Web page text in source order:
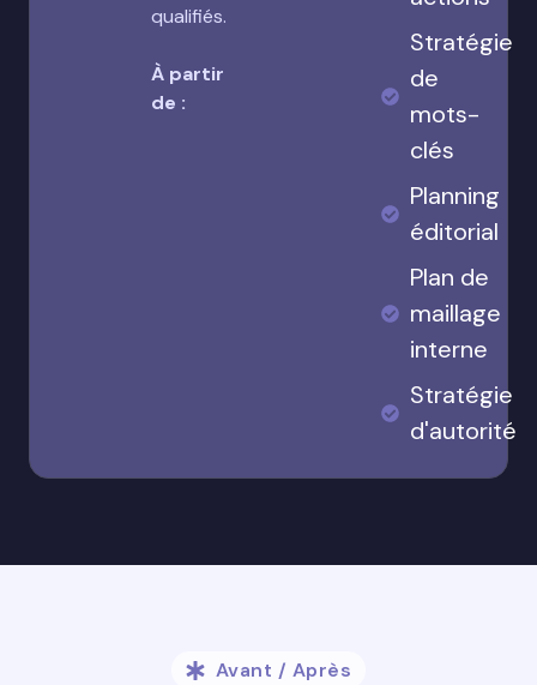
qualifiés.
À partir
de :
Stratégie
de
mots-
clés
Planning
éditorial
Plan de
maillage
interne
Stratégie
d'autorité
Avant / Après